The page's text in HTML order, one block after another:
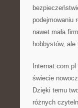
podejmowaniu
nawet mała
hobbystów,
świecie
Dzięki temu
różnych